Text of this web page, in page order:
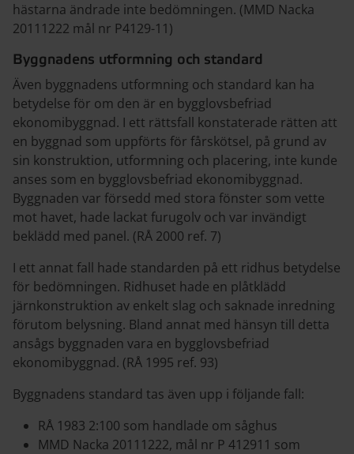
hästarna ändrade inte bedömningen. (MMD Nacka
2011­12­22 mål nr P4129-11)
Byggnadens utformning och standard
Även byggnadens utformning och standard kan ha
betydelse för om den är en bygglovsbefriad
ekonomibyggnad. I ett rättsfall konstaterade rätten att
en byggnad som uppförts för fårskötsel, på grund av
sin konstruktion, utformning och placering, inte kunde
anses som en bygglovsbefriad ekonomibyggnad.
Byggnaden var försedd med stora fönster som vette
mot havet, hade lackat furugolv och var invändigt
beklädd med panel. (RÅ 2000 ref. 7)
I ett annat fall hade standarden på ett ridhus betydelse
för bedömningen. Ridhuset hade en plåtklädd
järnkonstruktion av enkelt slag och saknade inredning
förutom belysning. Bland annat med hänsyn till detta
ansågs byggnaden vara en bygglovsbefriad
ekonomibyggnad. (RÅ 1995 ref. 93)
Byggnadens standard tas även upp i följande fall:
RÅ 1983 2:100 som handlade om såghus
MMD Nacka 2011­12­22, mål nr P 4129­11 som